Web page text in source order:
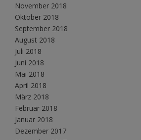
November 2018
Oktober 2018
September 2018
August 2018
Juli 2018
Juni 2018
Mai 2018
April 2018
März 2018
Februar 2018
Januar 2018
Dezember 2017